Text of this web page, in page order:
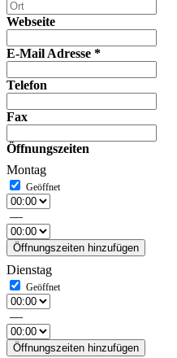
Webseite
E-Mail Adresse *
Telefon
Fax
Öffnungszeiten
Montag
—
Öffnungszeiten hinzufügen
Dienstag
—
Öffnungszeiten hinzufügen